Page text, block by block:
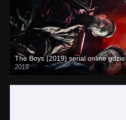
The Boys (2019) serial online
2019